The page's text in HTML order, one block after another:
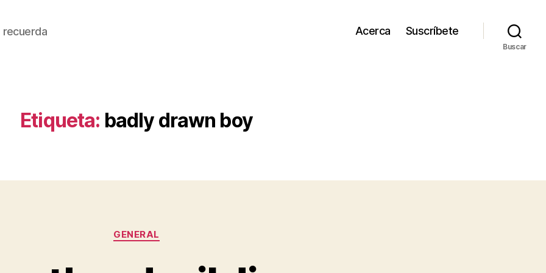
recuerda Acerca Suscríbete
Buscar
Etiqueta: badly drawn boy
Categorías
GENERAL